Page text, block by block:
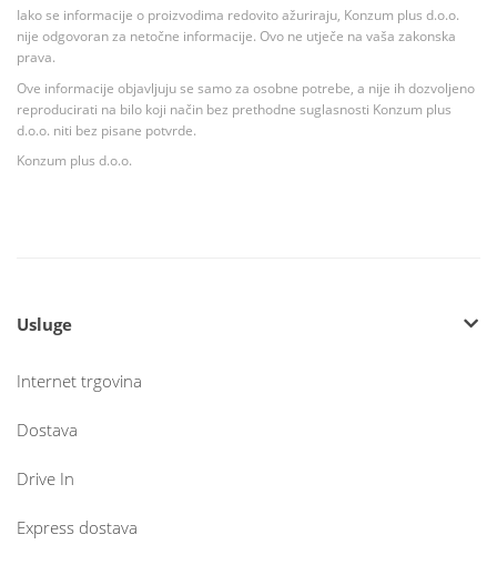
Iako se informacije o proizvodima redovito ažuriraju, Konzum plus d.o.o.
nije odgovoran za netočne informacije. Ovo ne utječe na vaša zakonska
prava.
Ove informacije objavljuju se samo za osobne potrebe, a nije ih dozvoljeno
reproducirati na bilo koji način bez prethodne suglasnosti Konzum plus
d.o.o. niti bez pisane potvrde.
Konzum plus d.o.o.
Usluge
Internet trgovina
Dostava
Drive In
Express dostava